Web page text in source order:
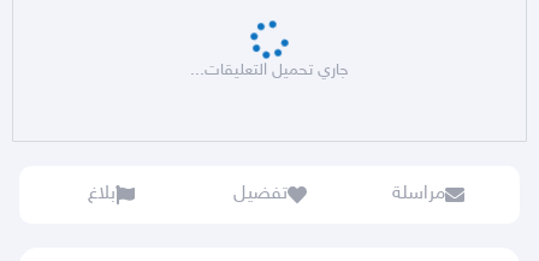
جاري تحميل التعليقات...
مراسلة تفضيل بلاغ